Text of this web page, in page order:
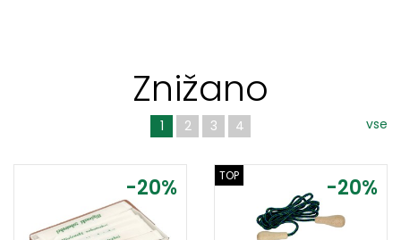
Znižano
vse
1 2 3 4
-20% -20%
TOP